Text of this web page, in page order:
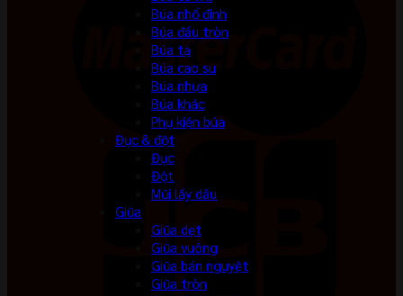
Búa nhổ đinh
Búa đầu tròn
Búa tạ
Búa cao su
Búa nhựa
Búa khác
Phụ kiện búa
Đục & đột
Đục
Đột
Mũi lấy dấu
Giũa
Giũa dẹt
Giũa vuông
Giũa bán nguyệt
Giũa tròn